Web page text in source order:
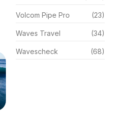
Volcom Pipe Pro (23)
Waves Travel (34)
Wavescheck (68)